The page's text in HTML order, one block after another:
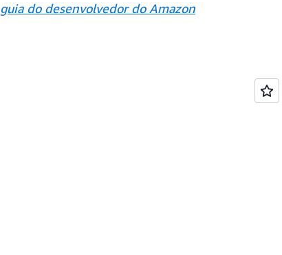
guia do desenvolvedor do Amazon